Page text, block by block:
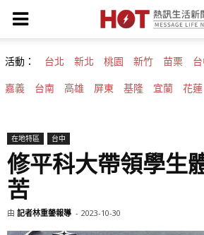
活動： 台北 新北 桃園 新竹 苗栗
嘉義 台南 高雄 屏東 基隆 宜蘭 花蓮
在地特區 台中
修平科大帶領學生
苦
由 記者林重鎣報導 - 2023-10-30